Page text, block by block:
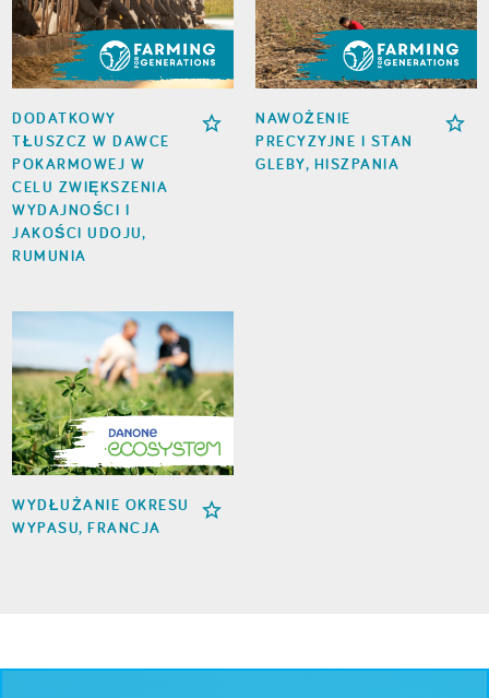
DODATKOWY
TŁUSZCZ W DAWCE
POKARMOWEJ W
CELU ZWIĘKSZENIA
WYDAJNOŚCI I
JAKOŚCI UDOJU,
RUMUNIA
NAWOŻENIE
PRECYZYJNE I STAN
GLEBY, HISZPANIA
WYDŁUŻANIE OKRESU
WYPASU, FRANCJA